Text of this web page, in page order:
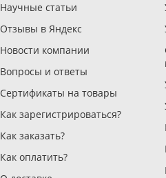
Научные статьи
Отзывы в Яндекс
Новости компании
Вопросы и ответы
Сертификаты на товары
Как зарегистрироваться?
Как заказать?
Как оплатить?